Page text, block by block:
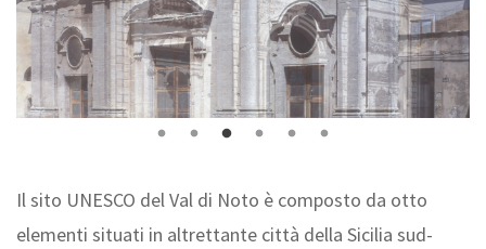
Il sito UNESCO del Val di Noto è composto da otto
elementi situati in altrettante città della Sicilia sud-